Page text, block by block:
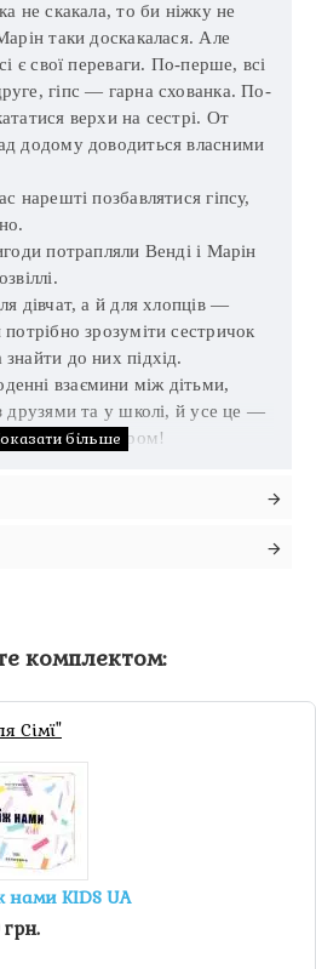
не скакала, то би ніжку не
таки доскакалася. Але
є свої переваги. По-перше, всі
гіпс — гарна схованка. По-
верхи на сестрі. От
додому доводиться власними
нарешті позбавлятися гіпсу,
потрапляли Венді і Марін
дівчат, а й для хлопців —
зрозуміти сестричок
до них підхід.
взаємини між дітьми,
з друзями та у школі, й усе це —
гумором!
комплектом:
Сімї"
нами KIDS UA
грн.